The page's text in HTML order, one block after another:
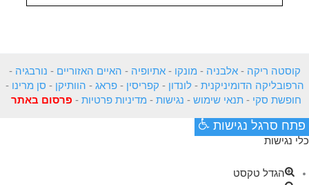
קוסטה ריקה -אלבניה - מונקו -אתיופיה - האיים האזוריים - נורבגיה -
הרפובליקה הדומיניקנית -לונדון - קפריסין -פראג - הוותיקן - סן מרינו -
חופשת סקי -תנאי שימוש - נגישות - מדיניות פרטיות - פרסום באתר
פתח סרגל נגישות
כלי נגישות
הגדל טקסט